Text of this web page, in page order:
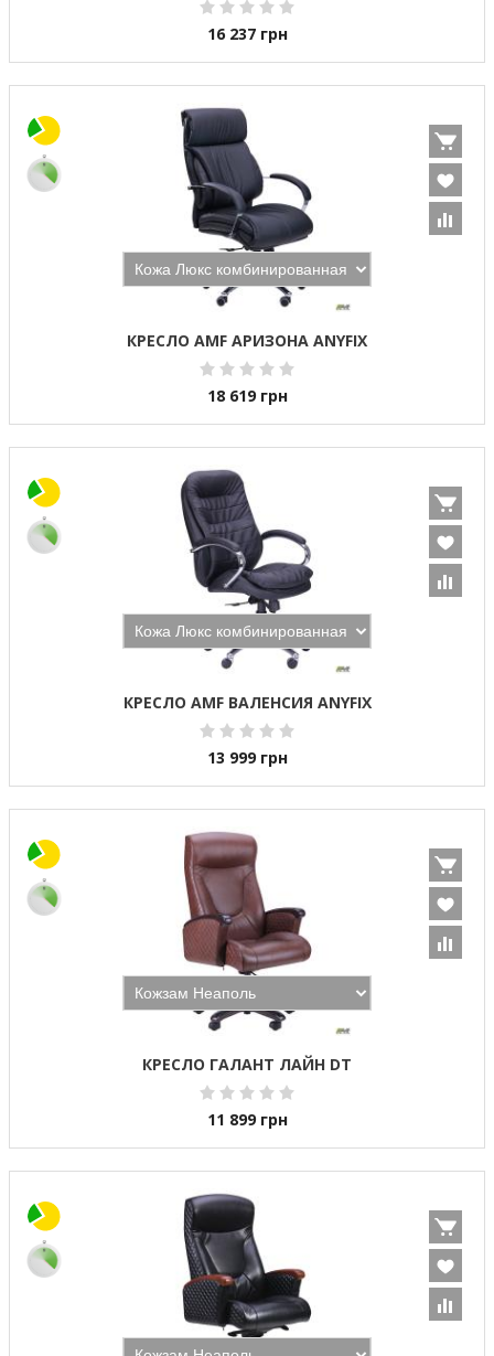
16 237 грн
КРЕСЛО AMF АРИЗОНА ANYFIX
18 619 грн
КРЕСЛО AMF ВАЛЕНСИЯ ANYFIX
13 999 грн
КРЕСЛО ГАЛАНТ ЛАЙН DT
11 899 грн